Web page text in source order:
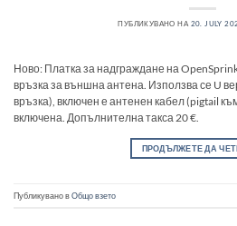
ПУБЛИКУВАНО НА 20. JULY
Ново: Платка за надграждане на
връзка за външна антена. Използва се U
връзка), включен е антенен кабел (pigtail
включена. Допълнителна такса 20 €.
ПРОДЪЛЖЕТЕ ДА
Публикувано вОбщо взето